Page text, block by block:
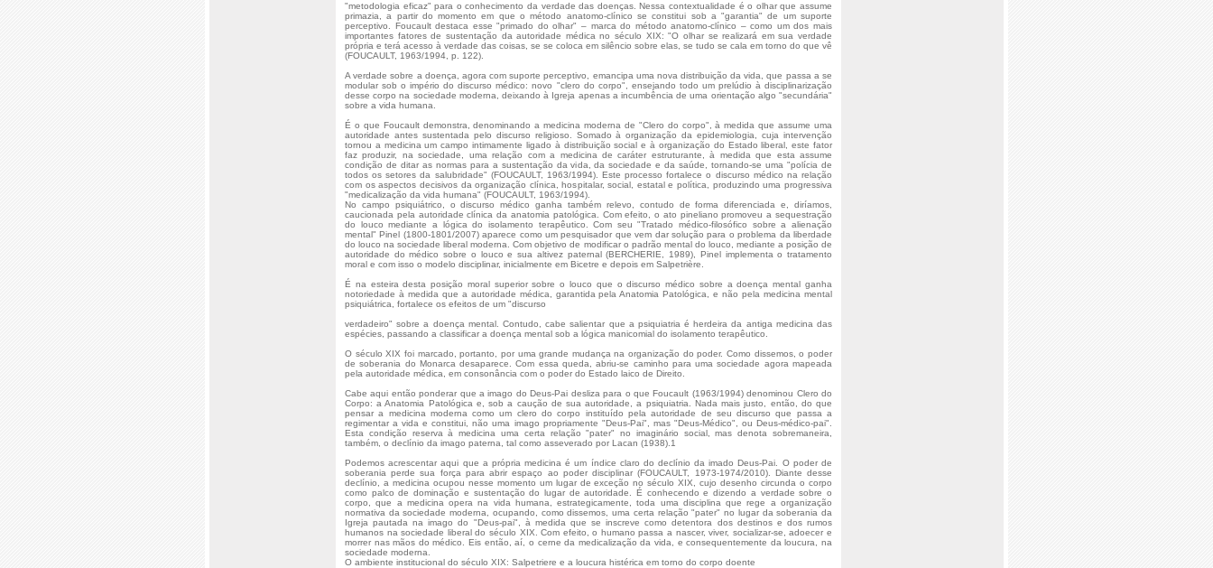
"metodologia eficaz" para o conhecimento da verdade das doenças. Nessa contextualidade é o olhar que assume
primazia, a partir do momento em que o método anatomo-clínico se constitui sob a "garantia" de um suporte
perceptivo. Foucault destaca esse "primado do olhar" – marca do método anatomo-clínico – como um dos mais
importantes fatores de sustentação da autoridade médica no século XIX: "O olhar se realizará em sua verdade
própria e terá acesso à verdade das coisas, se se coloca em silêncio sobre elas, se tudo se cala em torno do que vê
(FOUCAULT, 1963/1994, p. 122).
A verdade sobre a doença, agora com suporte perceptivo, emancipa uma nova distribuição da vida, que passa a se
modular sob o império do discurso médico: novo "clero do corpo", ensejando todo um prelúdio à disciplinarização
desse corpo na sociedade moderna, deixando à Igreja apenas a incumbência de uma orientação algo "secundária"
sobre a vida humana.
É o que Foucault demonstra, denominando a medicina moderna de "Clero do corpo", à medida que assume uma
autoridade antes sustentada pelo discurso religioso. Somado à organização da epidemiologia, cuja intervenção
tornou a medicina um campo intimamente ligado à distribuição social e à organização do Estado liberal, este fator
faz produzir, na sociedade, uma relação com a medicina de caráter estruturante, à medida que esta assume
condição de ditar as normas para a sustentação da vida, da sociedade e da saúde, tornando-se uma "polícia de
todos os setores da salubridade" (FOUCAULT, 1963/1994). Este processo fortalece o discurso médico na relação
com os aspectos decisivos da organização clínica, hospitalar, social, estatal e política, produzindo uma progressiva
"medicalização da vida humana" (FOUCAULT, 1963/1994).
No campo psiquiátrico, o discurso médico ganha também relevo, contudo de forma diferenciada e, diríamos,
caucionada pela autoridade clínica da anatomia patológica. Com efeito, o ato pineliano promoveu a sequestração
do louco mediante a lógica do isolamento terapêutico. Com seu "Tratado médico-filosófico sobre a alienação
mental" Pinel (1800-1801/2007) aparece como um pesquisador que vem dar solução para o problema da liberdade
do louco na sociedade liberal moderna. Com objetivo de modificar o padrão mental do louco, mediante a posição de
autoridade do médico sobre o louco e sua altivez paternal (BERCHERIE, 1989), Pinel implementa o tratamento
moral e com isso o modelo disciplinar, inicialmente em Bicetre e depois em Salpetrière.
É na esteira desta posição moral superior sobre o louco que o discurso médico sobre a doença mental ganha
notoriedade à medida que a autoridade médica, garantida pela Anatomia Patológica, e não pela medicina mental
psiquiátrica, fortalece os efeitos de um "discurso
verdadeiro" sobre a doença mental. Contudo, cabe salientar que a psiquiatria é herdeira da antiga medicina das
espécies, passando a classificar a doença mental sob a lógica manicomial do isolamento terapêutico.
O século XIX foi marcado, portanto, por uma grande mudança na organização do poder. Como dissemos, o poder
de soberania do Monarca desaparece. Com essa queda, abriu-se caminho para uma sociedade agora mapeada
pela autoridade médica, em consonância com o poder do Estado laico de Direito.
Cabe aqui então ponderar que a imago do Deus-Pai desliza para o que Foucault (1963/1994) denominou Clero do
Corpo: a Anatomia Patológica e, sob a caução de sua autoridade, a psiquiatria. Nada mais justo, então, do que
pensar a medicina moderna como um clero do corpo instituído pela autoridade de seu discurso que passa a
regimentar a vida e constitui, não uma imago propriamente "Deus-Pai", mas "Deus-Médico", ou Deus-médico-pai".
Esta condição reserva à medicina uma certa relação "pater" no imaginário social, mas denota sobremaneira,
também, o declínio da imago paterna, tal como asseverado por Lacan (1938).1
Podemos acrescentar aqui que a própria medicina é um índice claro do declínio da imado Deus-Pai. O poder de
soberania perde sua força para abrir espaço ao poder disciplinar (FOUCAULT, 1973-1974/2010). Diante desse
declínio, a medicina ocupou nesse momento um lugar de exceção no século XIX, cujo desenho circunda o corpo
como palco de dominação e sustentação do lugar de autoridade. É conhecendo e dizendo a verdade sobre o
corpo, que a medicina opera na vida humana, estrategicamente, toda uma disciplina que rege a organização
normativa da sociedade moderna, ocupando, como dissemos, uma certa relação "pater" no lugar da soberania da
Igreja pautada na imago do "Deus-pai", à medida que se inscreve como detentora dos destinos e dos rumos
humanos na sociedade liberal do século XIX. Com efeito, o humano passa a nascer, viver, socializar-se, adoecer e
morrer nas mãos do médico. Eis então, aí, o cerne da medicalização da vida, e consequentemente da loucura, na
sociedade moderna.
O ambiente institucional do século XIX: Salpetriere e a loucura histérica em torno do corpo doente